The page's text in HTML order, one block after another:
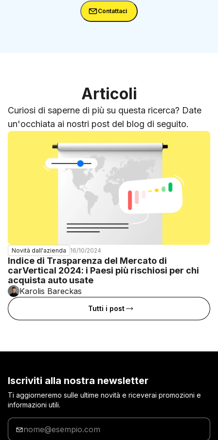
Contattaci
Articoli
Curiosi di saperne di più su questa ricerca? Date
un'occhiata ai nostri post del blog di seguito.
Novità dall'azienda 16/10/2024
Indice di Trasparenza del Mercato di
carVertical 2024: i Paesi più rischiosi per chi
acquista auto usate
Karolis Bareckas
Tutti i post
Iscriviti alla nostra newsletter
Ti aggiorneremo sulle ultime novità e riceverai promozioni e
informazioni utili.
Inserisci